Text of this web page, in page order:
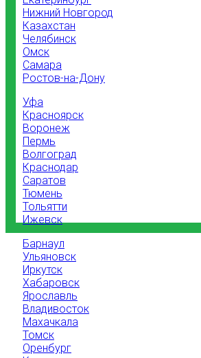
Нижний Новгород
Казахстан
Челябинск
Омск
Самара
Ростов-на-Дону
Уфа
Красноярск
Воронеж
Пермь
Волгоград
Краснодар
Саратов
Тюмень
Тольятти
Ижевск
Барнаул
Ульяновск
Иркутск
Хабаровск
Ярославль
Владивосток
Махачкала
Томск
Оренбург